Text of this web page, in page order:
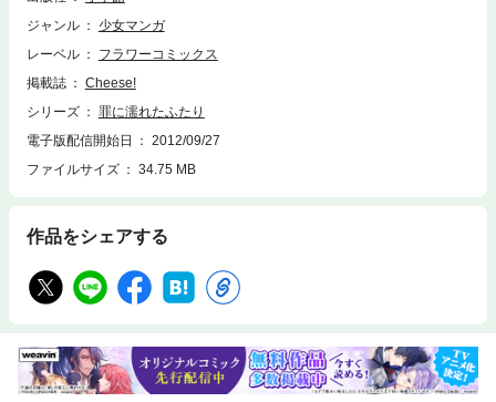
ジャンル
少女マンガ
レーベル
フラワーコミックス
掲載誌
Cheese!
シリーズ
罪に濡れたふたり
電子版配信開始日
2012/09/27
ファイルサイズ
34.75 MB
作品をシェアする